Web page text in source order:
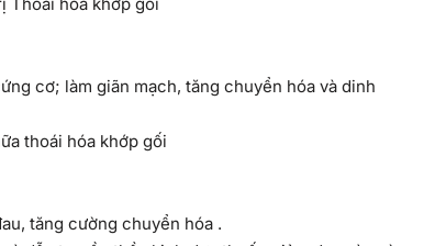
cơ; làm giãn mạch, tăng chuyển hóa và dinh
tăng cường chuyển hóa .